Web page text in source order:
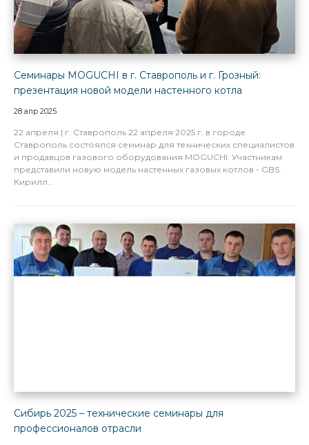
Семинары MOGUCHI в г. Ставрополь и г. Грозный:
презентация новой модели настенного котла
28 апр 2025
22 апреля | г. Ставрополь 22 апреля 2025 г. в городе
Ставрополь состоялся семинар для технических специалистов
и продавцов газового оборудования MOGUCHI. Участникам
представили новую модель настенных газовых котлов - GBS.
Кирилл...
Сибирь 2025 – технические семинары для
профессионалов отрасли